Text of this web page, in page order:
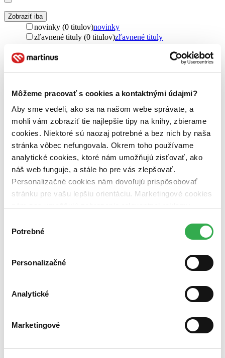
Môžeme pracovať s cookies a kontaktnými údajmi?
Aby sme vedeli, ako sa na našom webe správate, a
mohli vám zobraziť tie najlepšie tipy na knihy, zbierame
cookies. Niektoré sú naozaj potrebné a bez nich by naša
stránka vôbec nefungovala. Okrem toho používame
analytické cookies, ktoré nám umožňujú zisťovať, ako
náš web funguje, a stále ho pre vás zlepšovať.
Personalizačné cookies nám dovoľujú prispôsobovať
stránku pre vašu lepšiu orientáciu. Marketingové cookies
nám pomohlo, keby sme mohli používať všetky tieto
súhlasu
Potrebné
Personalizačné
Analytické
Marketingové
Zobraziť iba
novinky (0 titulov)novinky
zľavnené tituly (0 titulov)zľavnené tituly
Dostupnosť
na centrálnom sklade
dostupná (bez vypredaných) (0 titulov)dostupná (bez
vypredaných)
Nové / čítané
nová (0 titulov)nová
čítaná (0 titulov)čítaná
čítaná - výborný stav (0 titulov)
čítaná - výborný stav
čítaná - mierne opotrebovaná (0 titulov)
čítaná - mierne
opotrebovaná
čítané verzie vypredaných kníh (0 titulov)čítané verzie
vypredaných kníh
Zúžiť výber
Zoradiť
Novinky
Najvyššia zľava
Použité filtre